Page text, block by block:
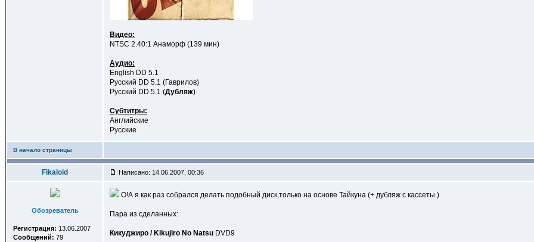
Видео:
NTSC 2.40:1 Анаморф (139 мин)
Аудио:
English DD 5.1
Русский DD 5.1 (Гаврилов)
Русский DD 5.1 (Дубляж)
Субтитры:
Английские
Русские
В начало страницы
Fikaloid Написано: 14.06.2007, 00:36
Обозреватель
Регистрация: 13.06.2007
Сообщений: 79
О!А я как раз собрался делать подобный диск,только на основе Тайкуна (+ дубляж с кассеты.)
Пара из сделанных:
Кикуджиро / Kikujiro No Natsu DVD9